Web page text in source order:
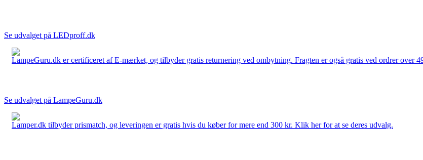
Se udvalget på LEDproff.dk
LampeGuru.dk er certificeret af E-mærket, og tilbyder gratis returnering ved ombytning. Fragten er også gratis ved ordrer over
Se udvalget på LampeGuru.dk
Lamper.dk tilbyder prismatch, og leveringen er gratis hvis du køber for mere end 300 kr. Klik her for at se deres udvalg.